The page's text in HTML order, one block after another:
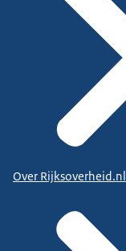
Over Rijksoverheid.nl